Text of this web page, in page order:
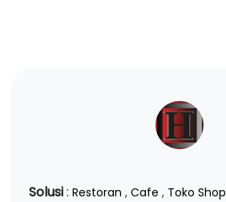
Solusi: Restoran , Cafe , Toko Shop